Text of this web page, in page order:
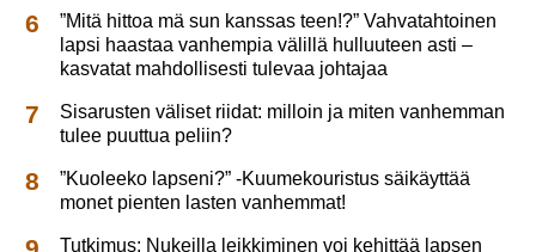
”Mitä hittoa mä sun kanssas teen!?” Vahvatahtoinen
lapsi haastaa vanhempia välillä hulluuteen asti –
kasvatat mahdollisesti tulevaa johtajaa
Sisarusten väliset riidat: milloin ja miten vanhemman
tulee puuttua peliin?
”Kuoleeko lapseni?” -Kuumekouristus säikäyttää
monet pienten lasten vanhemmat!
Tutkimus: Nukeilla leikkiminen voi kehittää lapsen